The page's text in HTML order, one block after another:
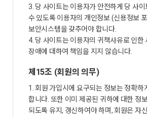
3. 당 사이트는 이용자가 안전하게 당 사
수 있도록 이용자의 개인정보 (신용정보
보안시스템을 갖추어야 합니다.
4. 당 사이트는 이용자의 귀책사유로 인한
장애에 대하여 책임을 지지 않습니다.
제15조 (회원의 의무)
1. 회원 가입시에 요구되는 정보는 정확하
합니다. 또한 이미 제공된 귀하에 대한 정
되도록 유지, 갱신하여야 하며, 회원은 자